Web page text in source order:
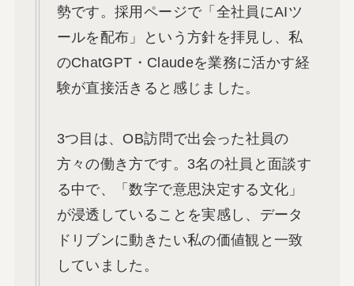
勢です。採用ページで「全社員にAIツ
ールを配布」という方針を拝見し、私
のChatGPT・Claudeを業務に活かす経
験が直接活きると感じました。
3つ目は、OB訪問で出会った社員の
方々の働き方です。3名の社員と面談す
る中で、「数字で意思決定する文化」
が浸透していることを実感し、データ
ドリブンに動きたい私の価値観と一致
していました。